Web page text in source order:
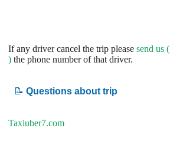
If any driver cancel the trip please send us (
) the phone number of that driver.
📝 Questions about trip
Taxiuber7.com